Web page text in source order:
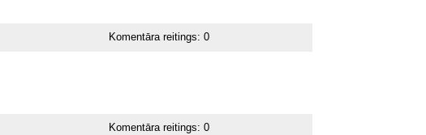
Komentāra reitings:0
Komentāra reitings:0